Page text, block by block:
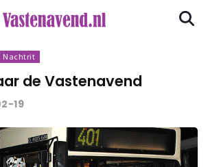
Nachtrit
de Vastenavend
19